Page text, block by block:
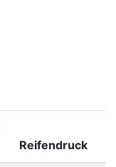
Reifendruck